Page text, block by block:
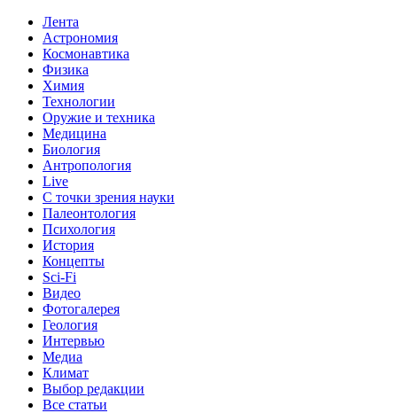
Лента
Астрономия
Космонавтика
Физика
Химия
Технологии
Оружие и техника
Медицина
Биология
Антропология
Live
С точки зрения науки
Палеонтология
Психология
История
Концепты
Sci-Fi
Видео
Фотогалерея
Геология
Интервью
Медиа
Климат
Выбор редакции
Все статьи